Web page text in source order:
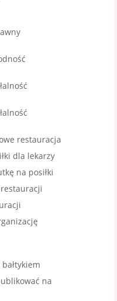
restauracja
dla lekarzy
na posiłki
na